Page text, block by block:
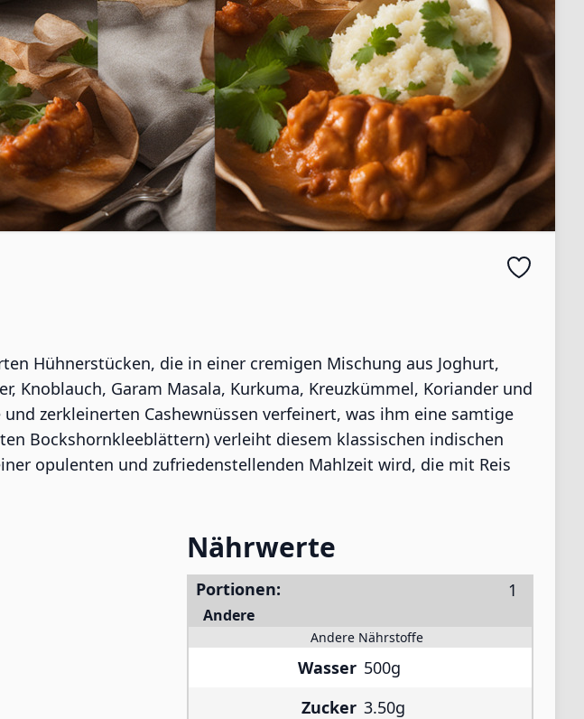
Hühnerstücken, die in einer cremigen Mischung aus Joghurt,
Knoblauch, Garam Masala, Kurkuma, Kreuzkümmel, Koriander und
zerkleinerten Cashewnüssen verfeinert, was ihm eine samtige
Bockshornkleeblättern) verleiht diesem klassischen indischen
opulenten und zufriedenstellenden Mahlzeit wird, die mit Reis
Nährwerte
Portionen:
Andere
Andere Nährstoffe
Wasser 500g
Zucker 3.50g